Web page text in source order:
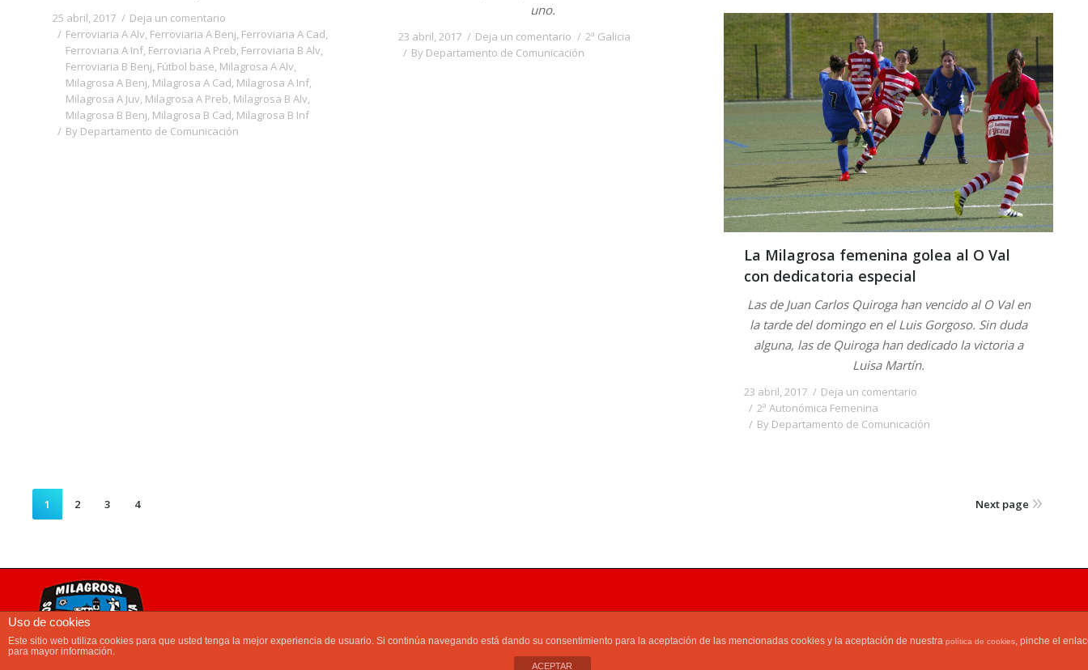
25 abril, 2017
Deja un comentario
Ferroviaria A Alv, Ferroviaria A Benj, Ferroviaria A Cad,
Ferroviaria A Inf, Ferroviaria A Preb, Ferroviaria B Alv,
Ferroviaria B Benj, Fútbol base, Milagrosa A Alv,
Milagrosa A Benj, Milagrosa A Cad, Milagrosa A Inf,
Milagrosa A Juv, Milagrosa A Preb, Milagrosa B Alv,
Milagrosa B Benj, Milagrosa B Cad, Milagrosa B Inf
By Departamento de Comunicación
uno.
23 abril, 2017 Deja un comentario
2ª Galicia
By Departamento de Comunicación
La Milagrosa femenina golea al O Val
con dedicatoria especial
Las de Juan Carlos Quiroga han vencido al O Val en
la tarde del domingo en el Luis Gorgoso. Sin duda
alguna, las de Quiroga han dedicado la victoria a
Luisa Martín.
23 abril, 2017
Deja un comentario
2ª Autonómica Femenina
By Departamento de Comunicación
1 2 3 4 Next page
Eventos | Torneos | Campus
Tienda Contacto
S.C.D.Milagrosa
Uso de cookies
Este sitio web utiliza cookies para que usted tenga la mejor experiencia de usuario. Si continúa navegando está dando su consentimiento para la aceptación de las mencionadas cookies y la aceptación de nuestra política de cookies, pinche el
para mayor información.
ACEPTAR